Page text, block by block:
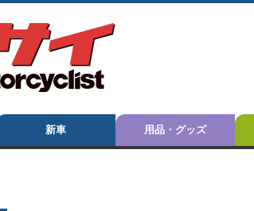
新車 用品・グッズ